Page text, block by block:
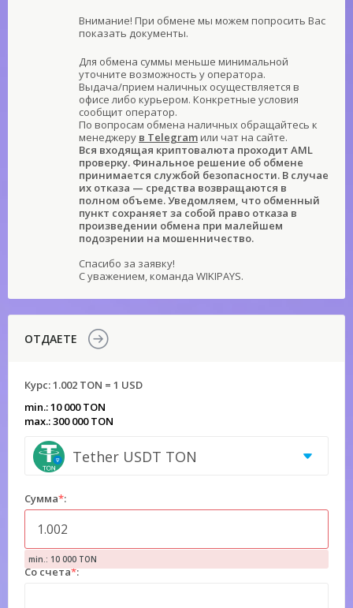
Внимание! При обмене мы можем попросить Вас
показать документы.
Для обмена суммы меньше минимальной
уточните возможность у оператора.
Выдача/прием наличных осуществляется в
офисе либо курьером. Конкретные условия
сообщит оператор.
По вопросам обмена наличных обращайтесь к
менеджеру в Telegram или чат на сайте.
Вся входящая криптовалюта проходит AML
проверку. Финальное решение об обмене
принимается службой безопасности. В случае
их отказа — средства возвращаются в
полном объеме. Уведомляем, что обменный
пункт сохраняет за собой право отказа в
произведении обмена при малейшем
подозрении на мошенничество.
Спасибо за заявку!
С уважением, команда WIKIPAYS.
ОТДАЕТЕ
Курс:1.002 TON = 1 USD
min.: 10 000 TON
max.: 300 000 TON
Tether USDT TON
Сумма*:
min.: 10 000 TON
Со счета*: